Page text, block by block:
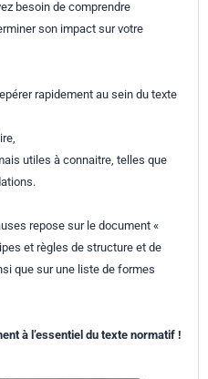
et répartition
prélèvement
mise en
en cours d'eau
descriptif du
de
descriptif du
du
utilisant un
des
besoin de comprendre
son impact sur votre
rapidement au sein du texte
utiles à connaitre, telles que
repose sur le document «
et règles de structure et de
que sur une liste de formes
à l’essentiel du texte normatif !